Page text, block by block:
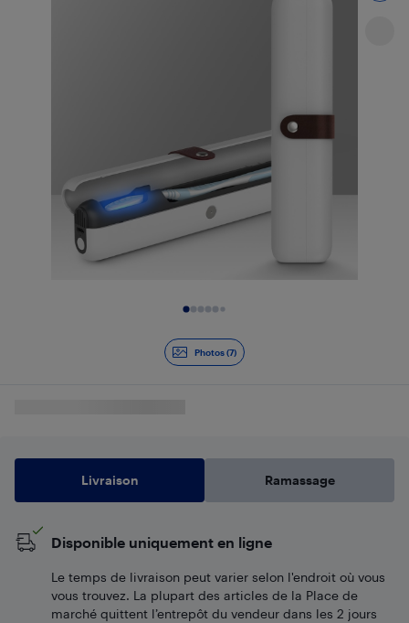
Photos (7)
Livraison Ramassage
Disponible uniquement en ligne
Le temps de livraison peut varier selon l'endroit où vous
vous trouvez. La plupart des articles de la Place de
marché quittent l’entrepôt du vendeur dans les 2 jours